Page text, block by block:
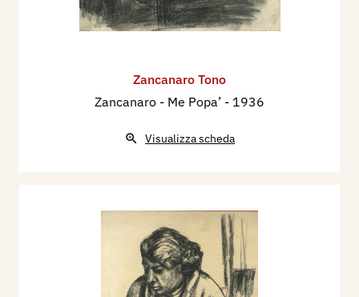
Zancanaro Tono
Zancanaro - Me Popa’ - 1936
Visualizza scheda